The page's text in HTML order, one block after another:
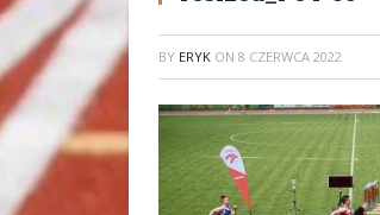
BY ERYK ON 8 CZERWCA 2022